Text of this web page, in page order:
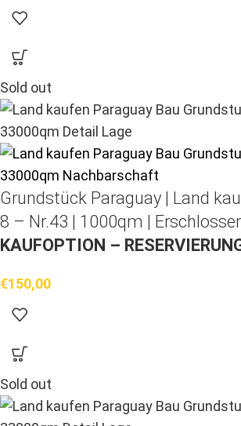
Sold out
Grundstück Paraguay | Land
8 – Nr.43 | 1000qm |
KAUFOPTION –
€150,00
Sold out